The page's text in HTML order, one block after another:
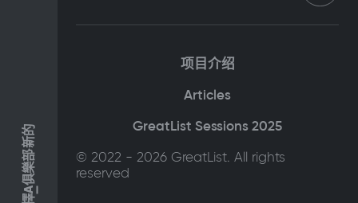
A
俱樂部
新的
© 2022 - 2026 GreatList. All rights
reserved
项目介绍
Articles
GreatList Sessions 2025